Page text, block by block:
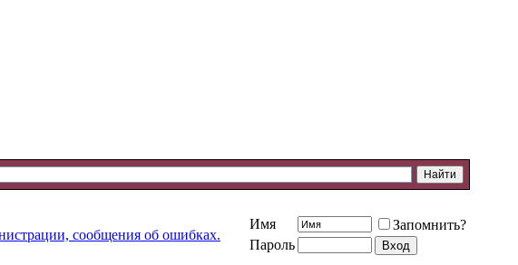
сообщения об ошибках.
Имя
Запомнить?
Пароль